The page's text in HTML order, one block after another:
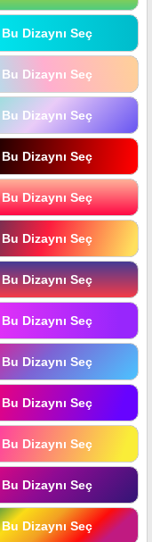
Bu Dizaynı Seç
Bu Dizaynı Seç
Bu Dizaynı Seç
Bu Dizaynı Seç
Bu Dizaynı Seç
Bu Dizaynı Seç
Bu Dizaynı Seç
Bu Dizaynı Seç
Bu Dizaynı Seç
Bu Dizaynı Seç
Bu Dizaynı Seç
Bu Dizaynı Seç
Bu Dizaynı Seç